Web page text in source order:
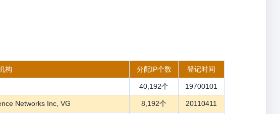
构 分配IP个数 登记时间
40,192个 19700101
Networks Inc, VG 8,192个 20110411